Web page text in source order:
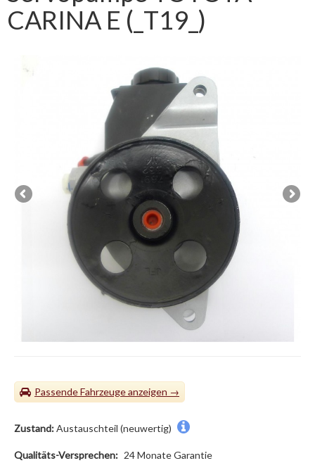
CARINA E (_T19_)
Passende Fahrzeuge
Zustand:Austauschteil (neuwertig)
Qualitäts-Versprechen: 24 Monate Garantie